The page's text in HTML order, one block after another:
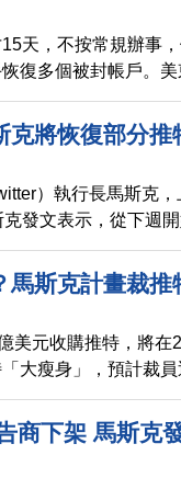
天，不按常規辦事
復多個被封帳戶。美
問是否回覆前總統
克將恢復部分推
）執行長馬斯克，
發文表示，從下週
23日）發起網路民
沒犯法或進行惡劣
過7成投票贊成。但
，其中大部分是工程
馬斯克計畫裁推
美元收購推特，將在
大瘦身」，預計裁
早向銀行家尋求融
訴員工，公司方面沒
潛在投資者表示，目
商下架 馬斯克